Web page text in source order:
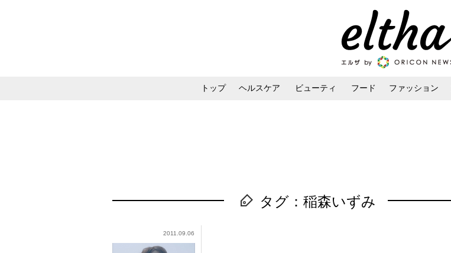
トップ ヘルスケア ビューティ フード ファッション
タグ：稲森いずみ
2011.09.06